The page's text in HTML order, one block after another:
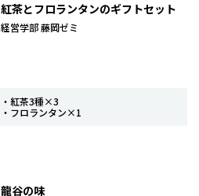
紅茶とフロランタンのギフトセット
経営学部 藤岡ゼミ
・紅茶3種×3
・フロランタン×1
龍谷の味